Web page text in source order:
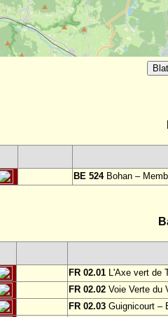
BE 524Bohan –
FR 02.01 L'Axe vert de
FR 02.02 Voie Verte du
FR 02.03 Guignicourt –